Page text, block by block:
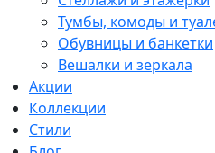
Тумбы, комоды и
Обувницы и банкетки
Вешалки и зеркала
Акции
Коллекции
Стили